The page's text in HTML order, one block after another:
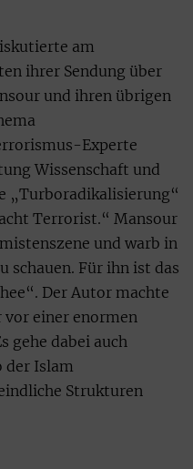
am
ihrer Sendung über
und ihren übrigen
Experte
Wissenschaft und
„Turboradikalisierung“
Terrorist.“ Mansour
und warb in
schauen. Für ihn ist das
Der Autor machte
einer enormen
gehe dabei auch
der Islam
Strukturen